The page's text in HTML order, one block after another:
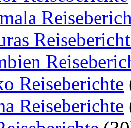
Reiseberichte
Reiseberichte